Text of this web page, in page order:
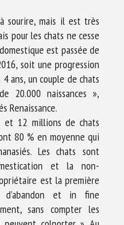
sourire, mais il est très
pour les chats ne cesse
est passée de
soit une progression
ans, un couple de chats
20.000 naissances »,
Renaissance.
et 12 millions de chats
80 % en moyenne qui
Les chats sont
et la non-
est la première
d’abandon et in fine
sans compter les